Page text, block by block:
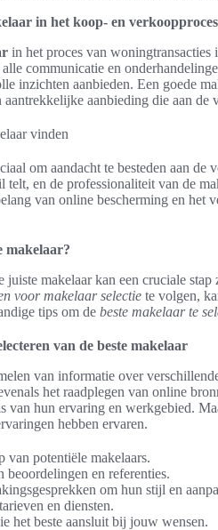
in het koop- en verkoopproces
in het proces van woningtransacties
communicatie en
inzichten aanbieden. Een goede
aantrekkelijke aanbieding die aan
om aandacht te besteden aan
en de professionaliteit van de
van online bescherming en het
makelaar?
juiste makelaar kan een cruciale
voor makelaar selectie te volgen,
tips om de beste makelaar te
van de beste makelaar
van informatie over
het raadplegen van online
van hun ervaring en werkgebied.
hebben ervaren.
van potentiële makelaars.
beoordelingen en referenties.
om hun stijl en
en diensten.
het beste aansluit bij jouw wensen.